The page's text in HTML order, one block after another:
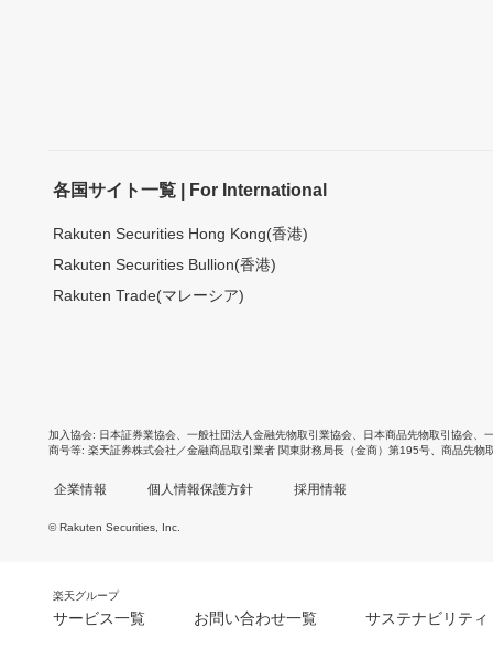
各国サイト一覧 | For International
Rakuten Securities Hong Kong(香港)
Rakuten Securities Bullion(香港)
Rakuten Trade(マレーシア)
加入協会 日本証券業協会 一般社団法人金融先物取引業協会 日本商品先物取引協会
商号等 楽天証券株式会社／金融商品取引業者 関東財務局長（金商）第195号、商品先物
企業情報 個人情報保護方針 採用情報
© Rakuten Securities, Inc.
楽天グループ
サービス一覧 お問い合わせ一覧 サステナビリティ